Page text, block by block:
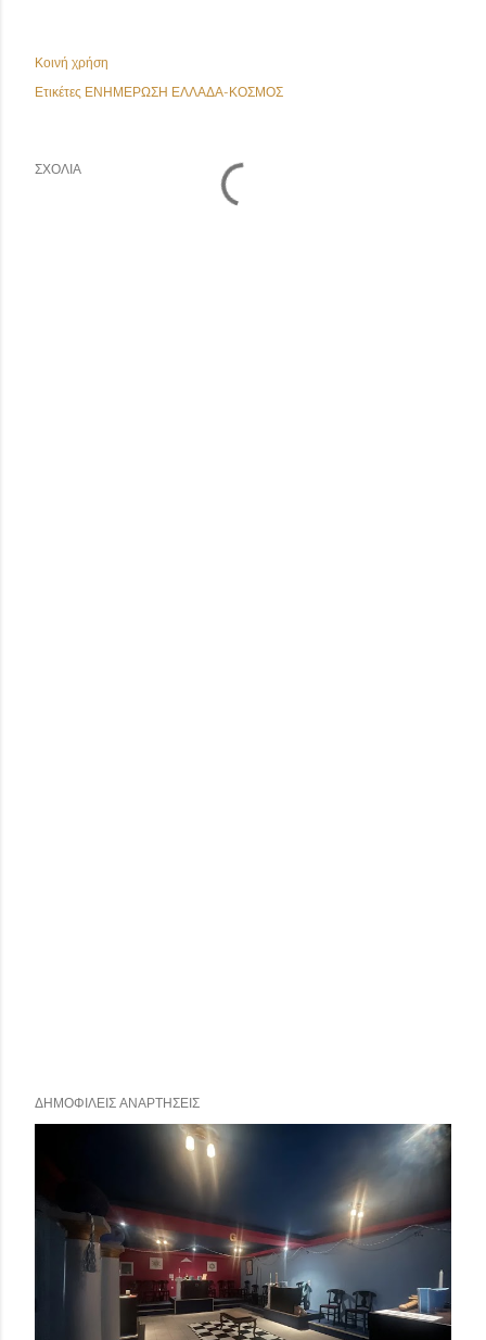
Κοινή χρήση
Ετικέτες ΕΝΗΜΕΡΩΣΗ ΕΛΛΑΔΑ-ΚΟΣΜΟΣ
ΣΧΌΛΙΑ
ΔΗΜΟΦΙΛΕΊΣ ΑΝΑΡΤΉΣΕΙΣ